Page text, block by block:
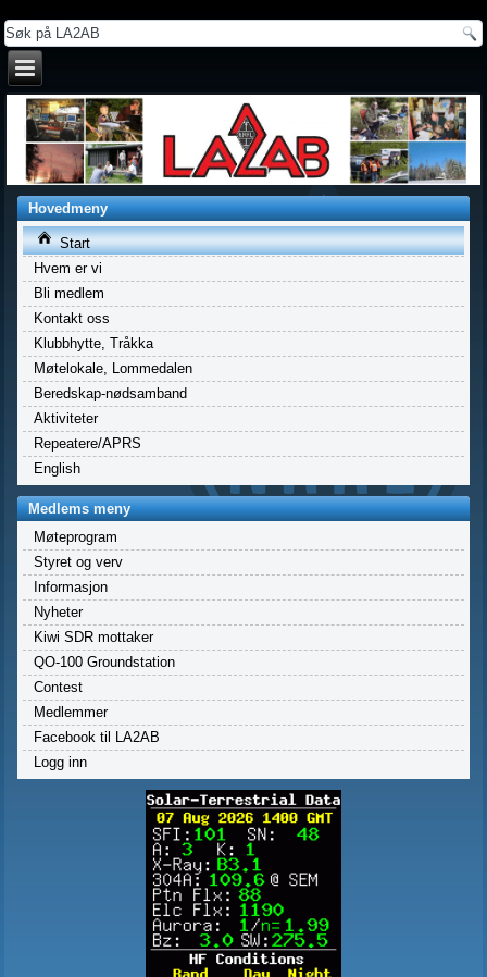
Hovedmeny
Start
Hvem er vi
Bli medlem
Kontakt oss
Klubbhytte, Tråkka
Møtelokale, Lommedalen
Beredskap-nødsamband
Aktiviteter
Repeatere/APRS
English
Medlems meny
Møteprogram
Styret og verv
Informasjon
Nyheter
Kiwi SDR mottaker
QO-100 Groundstation
Contest
Medlemmer
Facebook til LA2AB
Logg inn